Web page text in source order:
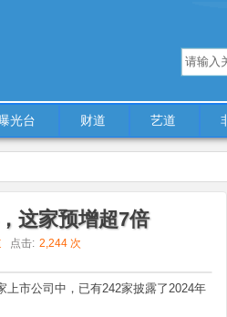
光台 财道 艺道
in a future version of PHP) in/www/
这家预增超7倍
点击: 2,244 次
市公司中，已有242家披露了2024年